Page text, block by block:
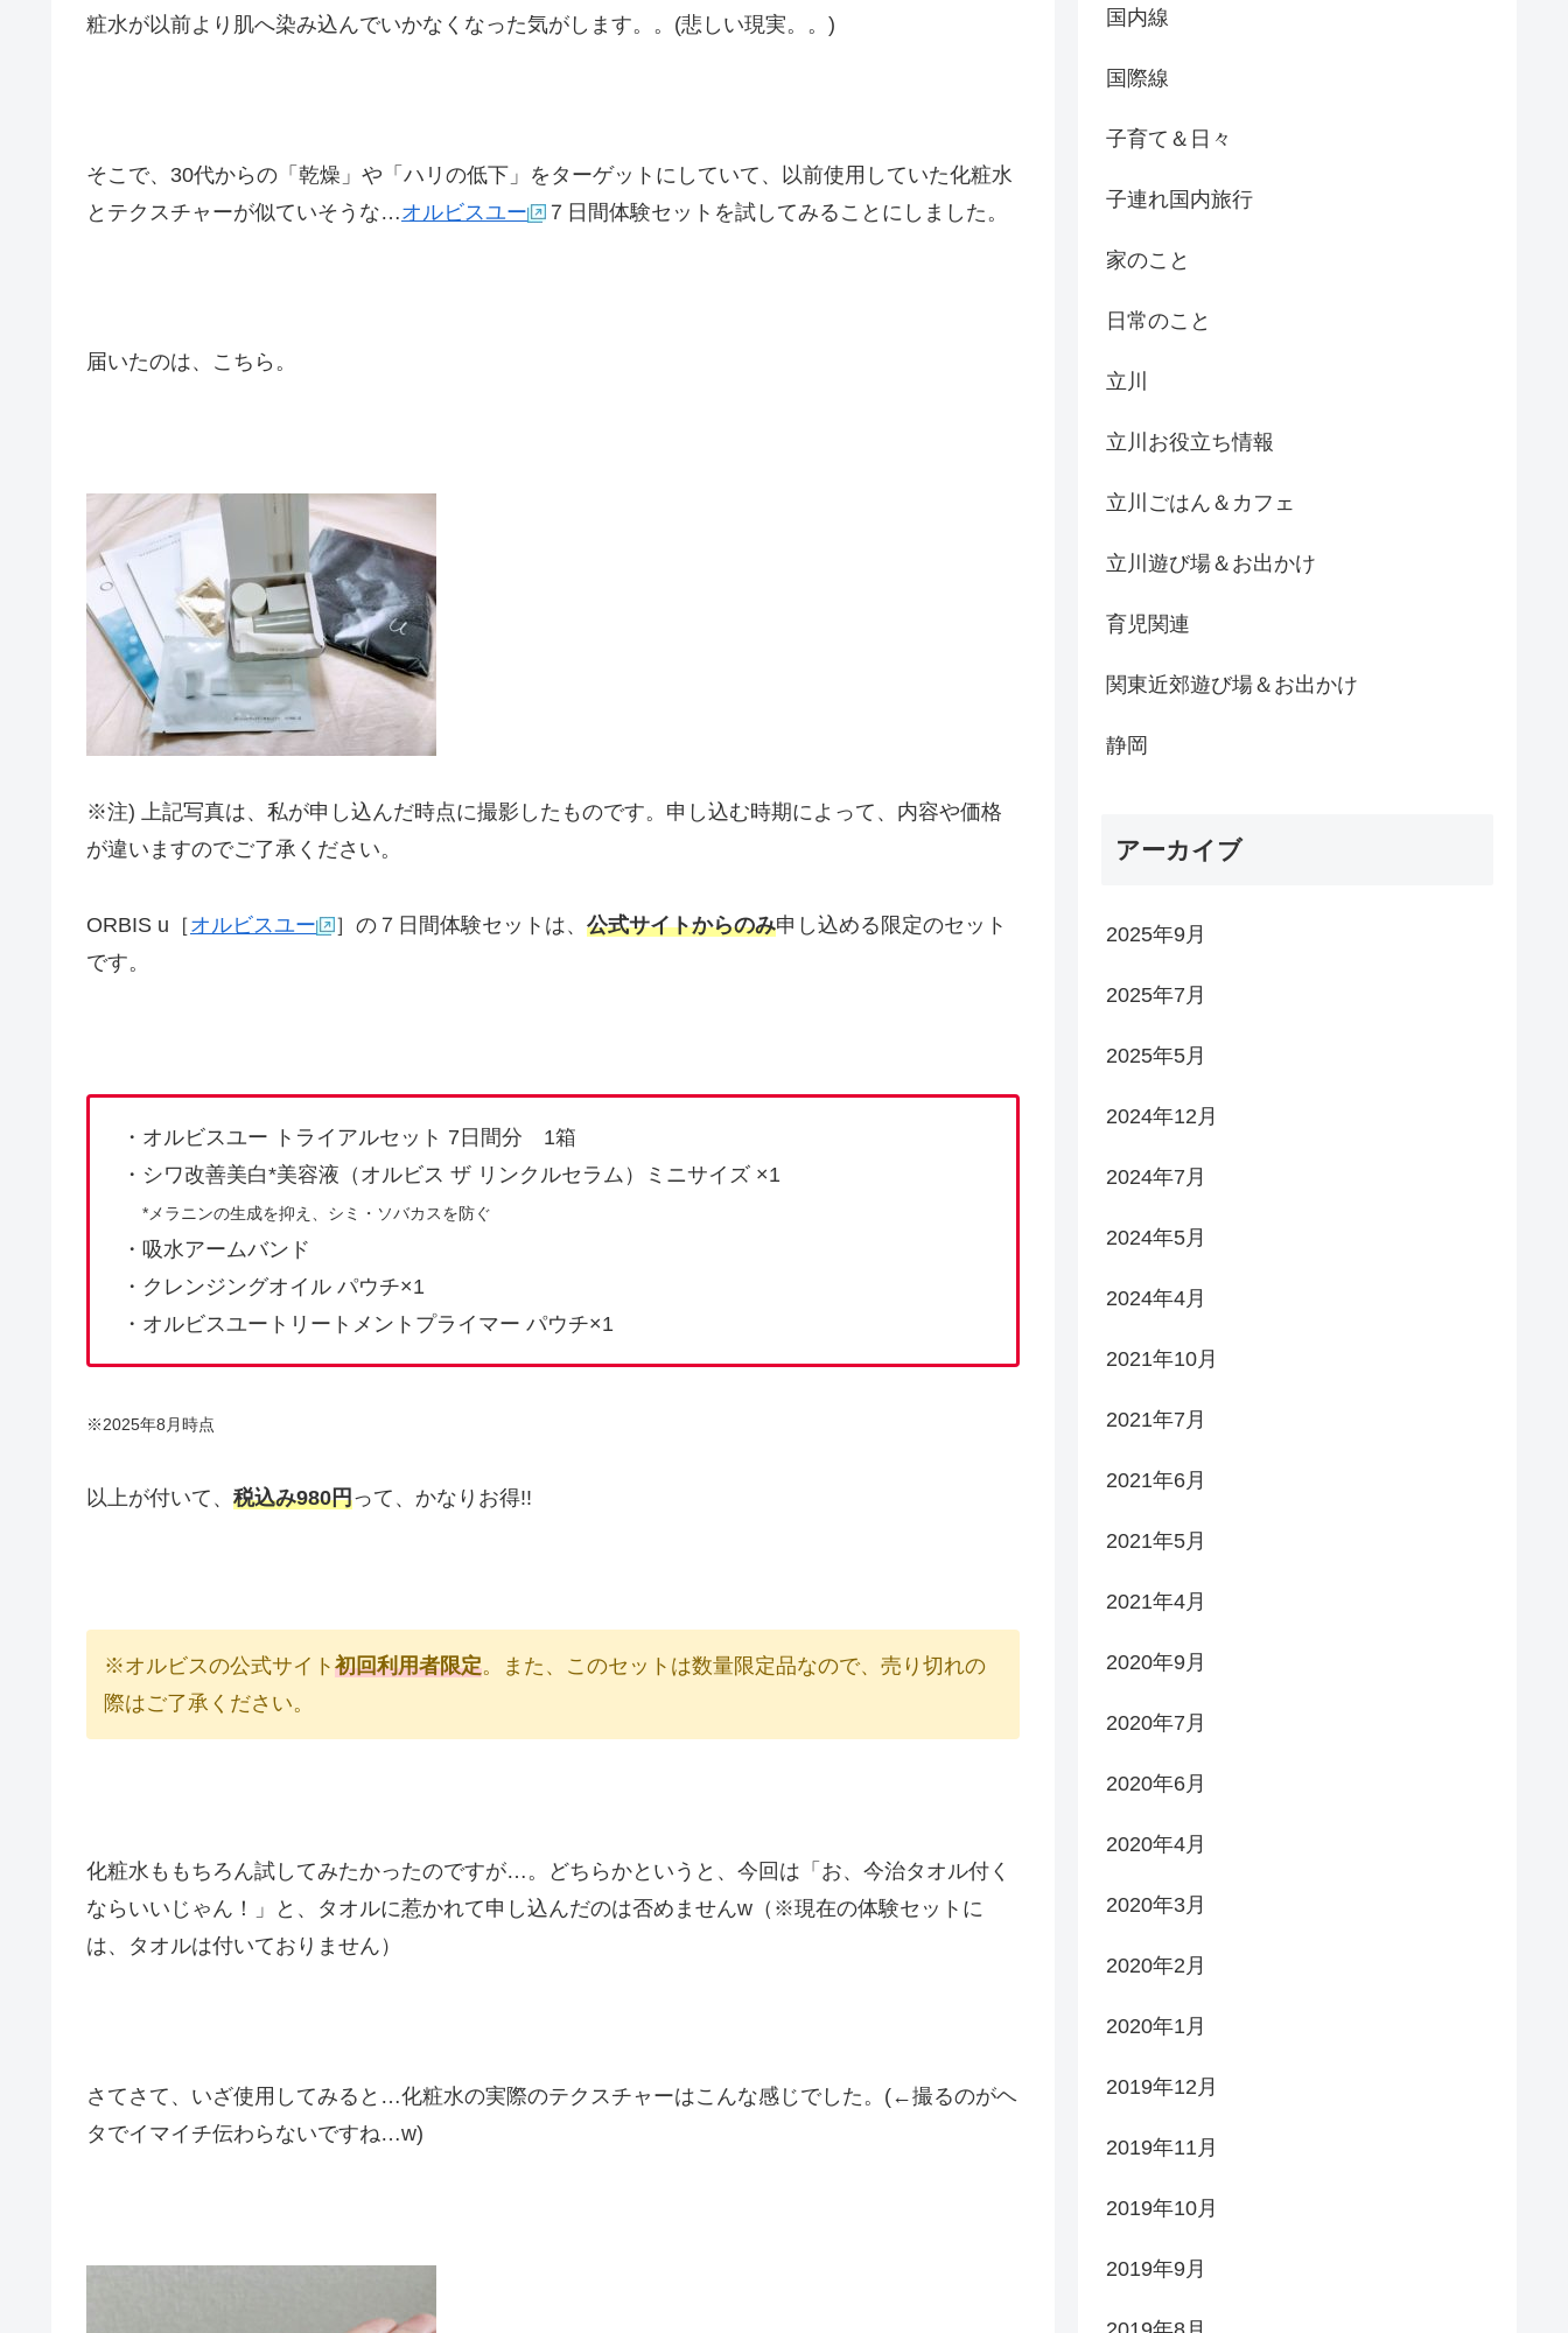
粧水が以前より肌へ染み込んでいかなくなった気がします。。(悲しい現実。。)
そこで、30代からの「乾燥」や「ハリの低下」をターゲットにしていて、以前使用していた化粧水
とテクスチャーが似ていそうな…オルビスユー ７日間体験セットを試してみることにしました。
届いたのは、こちら。
※注) 上記写真は、私が申し込んだ時点に撮影したものです。申し込む時期によって、内容や価格
が違いますのでご了承ください。
ORBIS u［オルビスユー ］の７日間体験セットは、 公式サイトからのみ申し込める限定のセット
です。
・オルビスユー トライアルセット 7日間分 1箱
・シワ改善美白*美容液（オルビス ザ リンクルセラム）ミニサイズ ×1
*メラニンの生成を抑え、シミ・ソバカスを防ぐ
・吸水アームバンド
・クレンジングオイル パウチ×1
・オルビスユートリートメントプライマー パウチ×1
※2025年8月時点
以上が付いて、 税込み980円って、かなりお得!!
※オルビスの公式サイト 初回利用者限定。また、このセットは数量限定品なので、売り切れの
際はご了承ください。
化粧水ももちろん試してみたかったのですが…。どちらかというと、今回は「お、今治タオル付く
ならいいじゃん！」と、タオルに惹かれて申し込んだのは否めませんw（※現在の体験セットに
は、タオルは付いておりません）
さてさて、いざ使用してみると…化粧水の実際のテクスチャーはこんな感じでした。(←撮るのがヘ
タでイマイチ伝わらないですね…w)
国内線
国際線
子育て＆日々
子連れ国内旅行
家のこと
日常のこと
立川
立川お役立ち情報
立川ごはん＆カフェ
立川遊び場＆お出かけ
育児関連
関東近郊遊び場＆お出かけ
静岡
アーカイブ
2025年9月
2025年7月
2025年5月
2024年12月
2024年7月
2024年5月
2024年4月
2021年10月
2021年7月
2021年6月
2021年5月
2021年4月
2020年9月
2020年7月
2020年6月
2020年4月
2020年3月
2020年2月
2020年1月
2019年12月
2019年11月
2019年10月
2019年9月